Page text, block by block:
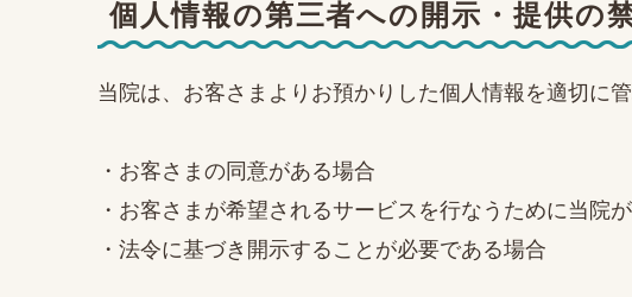
個人情報の第三者への開示・提供の
当院は、お客さまよりお預かりした個人情報を適切に
・お客さまの同意がある場合
・お客さまが希望されるサービスを行なうために当院
・法令に基づき開示することが必要である場合